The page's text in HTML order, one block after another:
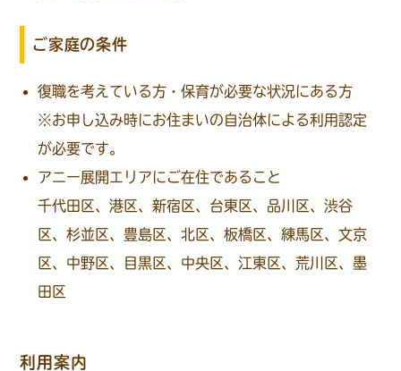
ご家庭の条件
復職を考えている方・保育が必要な状況にある方
※お申し込み時にお住まいの自治体による利用認定
が必要です。
アニー展開エリアにご在住であること
千代田区、港区、新宿区、台東区、品川区、渋谷
区、杉並区、豊島区、北区、板橋区、練馬区、文京
区、中野区、目黒区、中央区、江東区、荒川区、墨
田区
利用案内